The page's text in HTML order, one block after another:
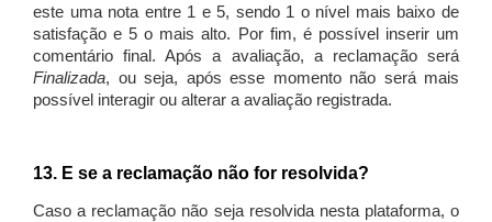
este uma nota entre 1 e 5, sendo 1 o nível mais baixo de
satisfação e 5 o mais alto. Por fim, é possível inserir um
comentário final. Após a avaliação, a reclamação será
Finalizada, ou seja, após esse momento não será mais
possível interagir ou alterar a avaliação registrada.
13. E se a reclamação não for resolvida?
Caso a reclamação não seja resolvida nesta plataforma, o